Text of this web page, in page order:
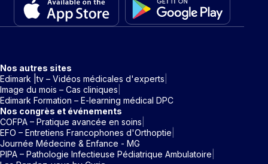
Nos autres sites
Edimark |tv – Vidéos médicales d'experts
Image du mois – Cas cliniques
Edimark Formation – E-learning médical DPC
Nos congrès et événements
COFPA – Pratique avancée en soins
EFO – Entretiens Francophones d'Orthoptie
Journée Médecine & Enfance - MG
PIPA – Pathologie Infectieuse Pédiatrique Ambulatoire